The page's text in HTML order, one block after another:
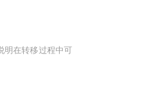
明在转移过程中可